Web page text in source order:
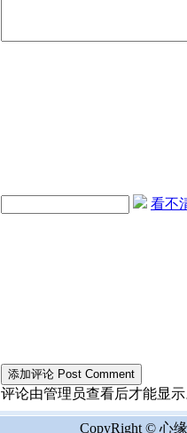
看不
评论由管理员查看后才能显示
CopyRight © 心